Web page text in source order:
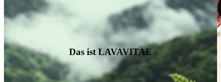
Das ist LAVAVITAE